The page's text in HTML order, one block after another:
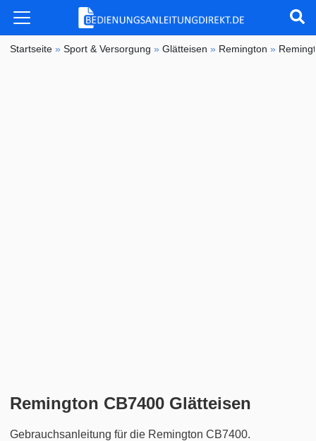
Startseite »Sport & Versorgung »Glätteisen » Remington »
Remington CB7400 Glätteisen
Gebrauchsanleitung für die Remington CB7400.